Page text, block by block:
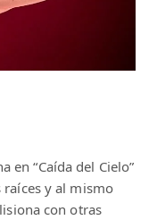
en “Caída del Cielo”
raíces y al mismo
con otras